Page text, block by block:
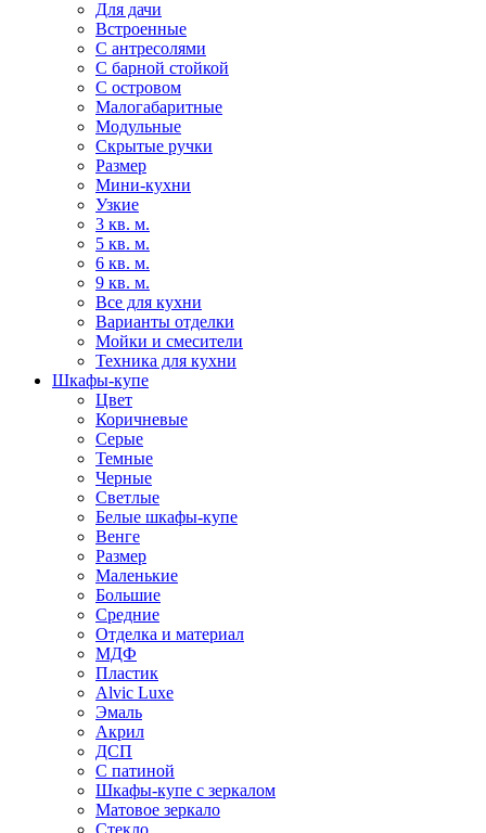
Для дачи
Встроенные
С антресолями
С барной стойкой
С островом
Малогабаритные
Модульные
Скрытые ручки
Размер
Мини-кухни
Узкие
3 кв. м.
5 кв. м.
6 кв. м.
9 кв. м.
Все для кухни
Варианты отделки
Мойки и смесители
Техника для кухни
Шкафы-купе
Цвет
Коричневые
Серые
Темные
Черные
Светлые
Белые шкафы-купе
Венге
Размер
Маленькие
Большие
Средние
Отделка и материал
МДФ
Пластик
Alvic Luxe
Эмаль
Акрил
ДСП
С патиной
Шкафы-купе с зеркалом
Матовое зеркало
Стекло